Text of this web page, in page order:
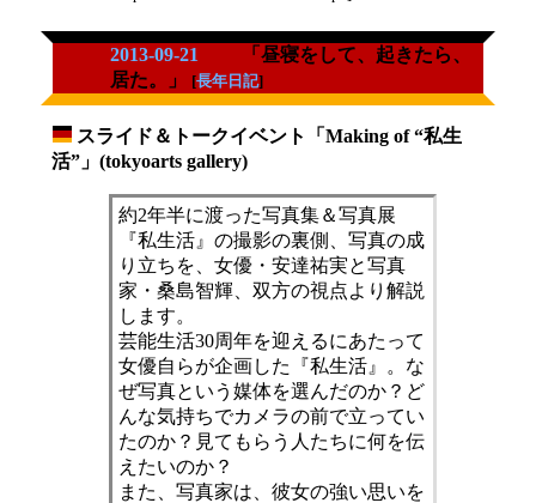
2013-09-21
「昼寝をして、起きたら、
居た。」
[長年日記]
スライド＆トークイベント「Making of “私生
活”」(tokyoarts gallery)
約2年半に渡った写真集＆写真展
『私生活』の撮影の裏側、写真の成
り立ちを、女優・安達祐実と写真
家・桑島智輝、双方の視点より解説
します。
芸能生活30周年を迎えるにあたって
女優自らが企画した『私生活』。な
ぜ写真という媒体を選んだのか？ど
んな気持ちでカメラの前で立ってい
たのか？見てもらう人たちに何を伝
えたいのか？
また、写真家は、彼女の強い思いを